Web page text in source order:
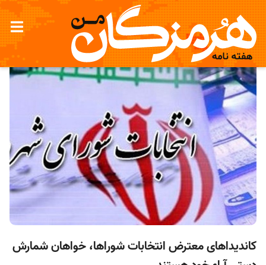
کاندیداهای معترض انتخابات شوراها، خواهان شمارش